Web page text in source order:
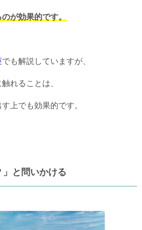
が効果的です。
でも解説していますが、
れることは、
上でも効果的です。
」と問いかける